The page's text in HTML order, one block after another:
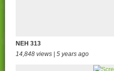
NEH 313
14,848 views | 5 years ago